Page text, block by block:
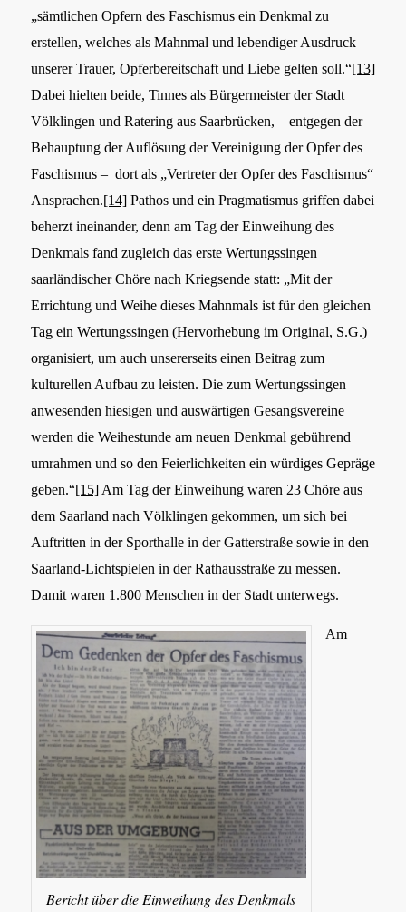
„sämtlichen Opfern des Faschismus ein Denkmal zu
erstellen, welches als Mahnmal und lebendiger Ausdruck
unserer Trauer, Opferbereitschaft und Liebe gelten soll.“[13]
Dabei hielten beide, Tinnes als Bürgermeister der Stadt
Völklingen und Ratering aus Saarbrücken, – entgegen der
Behauptung der Auflösung der Vereinigung der Opfer des
Faschismus – dort als „Vertreter der Opfer des Faschismus“
Ansprachen.[14]Pathos und ein Pragmatismus griffen dabei
beherzt ineinander, denn am Tag der Einweihung des
Denkmals fand zugleich das erste Wertungssingen
saarländischer Chöre nach Kriegsende statt: „Mit der
Errichtung und Weihe dieses Mahnmals ist für den gleichen
Tag ein Wertungssingen (Hervorhebung im Original, S.G.)
organisiert, um auch unsererseits einen Beitrag zum
kulturellen Aufbau zu leisten. Die zum Wertungssingen
anwesenden hiesigen und auswärtigen Gesangsvereine
werden die Weihestunde am neuen Denkmal gebührend
umrahmen und so den Feierlichkeiten ein würdiges Gepräge
geben.“[15]Am Tag der Einweihung waren 23 Chöre aus
dem Saarland nach Völklingen gekommen, um sich bei
Auftritten in der Sporthalle in der Gatterstraße sowie in den
Saarland-Lichtspielen in der Rathausstraße zu messen.
Damit waren 1.800 Menschen in der Stadt unterwegs.
Bericht über die Einweihung des Denkmals
Am